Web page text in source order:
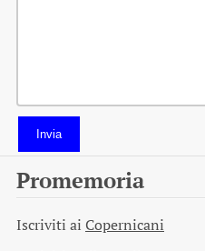
Invia
Promemoria
Iscriviti ai Copernicani